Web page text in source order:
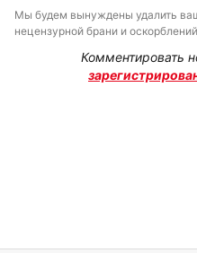
Мы будем вынуждены удалить
нецензурной брани и
Комментировать